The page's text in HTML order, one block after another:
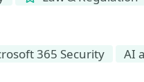
365 Security
AI